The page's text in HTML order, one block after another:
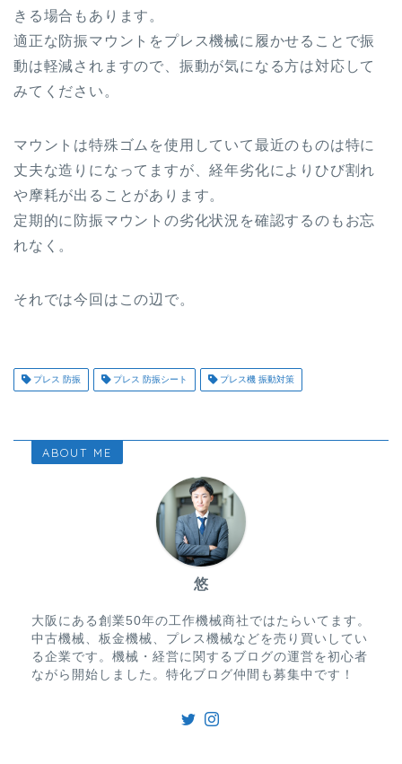
きる場合もあります。
適正な防振マウントをプレス機械に履かせることで振
動は軽減されますので、振動が気になる方は対応して
みてください。
マウントは特殊ゴムを使用していて最近のものは特に
丈夫な造りになってますが、経年劣化によりひび割れ
や摩耗が出ることがあります。
定期的に防振マウントの劣化状況を確認するのもお忘
れなく。
それでは今回はこの辺で。
プレス 防振 プレス 防振シート プレス機 振動対策
ABOUT ME
悠
大阪にある創業50年の工作機械商社ではたらいてます。
中古機械、板金機械、プレス機械などを売り買いしてい
る企業です。機械・経営に関するブログの運営を初心者
ながら開始しました。特化ブログ仲間も募集中です！